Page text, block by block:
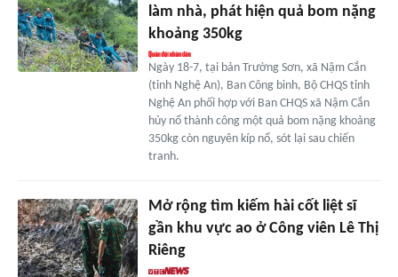
làm nhà, phát hiện quả bom nặng
khoảng 350kg
Ngày 18-7, tại bản Trường Sơn, xã Nậm Cắn
(tỉnh Nghệ An), Ban Công binh, Bộ CHQS tỉnh
Nghệ An phối hợp với Ban CHQS xã Nậm Cắn
hủy nổ thành công một quả bom nặng khoảng
350kg còn nguyên kíp nổ, sót lại sau chiến
tranh.
Mở rộng tìm kiếm hài cốt liệt sĩ
gần khu vực ao ở Công viên Lê Thị
Riêng